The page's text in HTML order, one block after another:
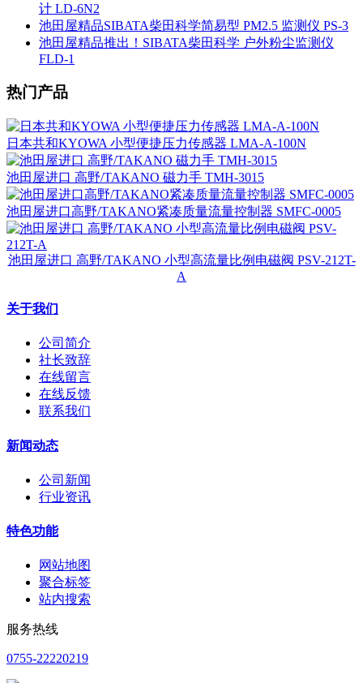
计 LD-6N2
池田屋精品SIBATA柴田科学简易型 PM2.5 监测仪 PS-3
池田屋精品推出！SIBATA柴田科学 户外粉尘监测仪
FLD-1
热门产品
日本共和KYOWA 小型便捷压力传感器 LMA-A-100N
池田屋进口 高野/TAKANO 磁力手 TMH-3015
池田屋进口高野/TAKANO紧凑质量流量控制器 SMFC-0005
池田屋进口 高野/TAKANO 小型高流量比例电磁阀 PSV-212T-
A
关于我们
公司简介
社长致辞
在线留言
在线反馈
联系我们
新闻动态
公司新闻
行业资讯
特色功能
网站地图
聚合标签
站内搜索
服务热线
0755-22220219